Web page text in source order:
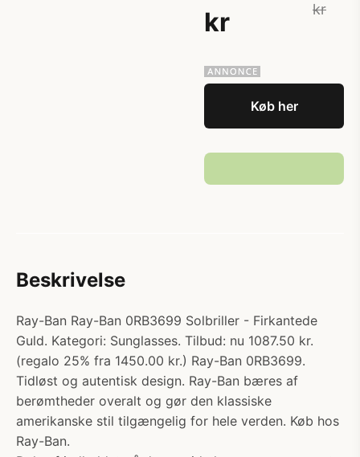
kr
kr
Køb her
Beskrivelse
Ray-Ban Ray-Ban 0RB3699 Solbriller - Firkantede
Guld. Kategori: Sunglasses. Tilbud: nu 1087.50 kr.
(regalo 25% fra 1450.00 kr.) Ray-Ban 0RB3699.
Tidløst og autentisk design. Ray-Ban bæres af
berømtheder overalt og gør den klassiske
amerikanske stil tilgængelig for hele verden. Køb hos
Ray-Ban.